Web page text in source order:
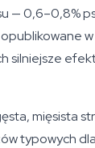
— 0,6–0,8%
silniejsze
mięsista
typowych